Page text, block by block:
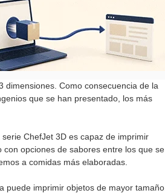
Como consecuencia de la
que se han presentado, los más
ChefJet 3D es capaz de imprimir
opciones de sabores entre los que se
a comidas más elaboradas.
puede imprimir objetos de mayor tamaño.